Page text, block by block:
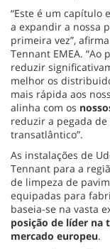
“Este é um capítulo
a expandir a nossa
primeira vez”,
Tennant EMEA. “Ao
reduzir
melhor os
mais rápida aos
alinha com os
reduzir a pegada
transatlântico”.
As instalações de
Tennant para a
de limpeza de
equipadas para
baseia-se na vasta
posição de líder na
mercado europeu.